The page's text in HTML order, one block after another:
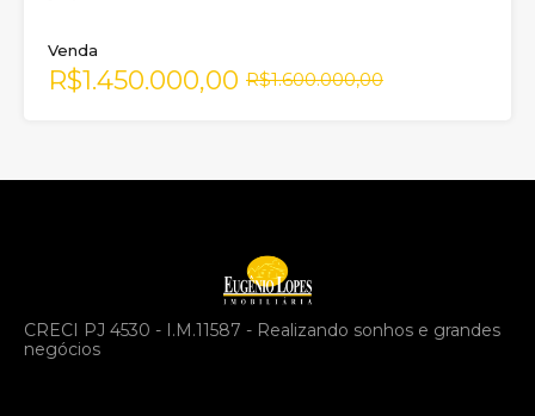
Venda
R$1.450.000,00 R$1.600.000,00
CRECI PJ 4530 - I.M.11587 - Realizando sonhos e grandes
negócios